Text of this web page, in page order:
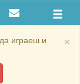
×
играеш и